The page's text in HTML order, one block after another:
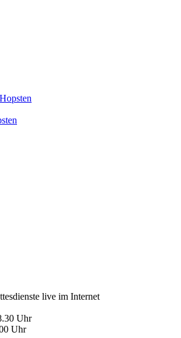
live im Internet
Uhr
Uhr